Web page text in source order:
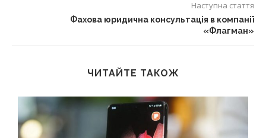
Наступна стаття
Фахова юридична консультація в компанії
«Флагман»
ЧИТАЙТЕ ТАКОЖ